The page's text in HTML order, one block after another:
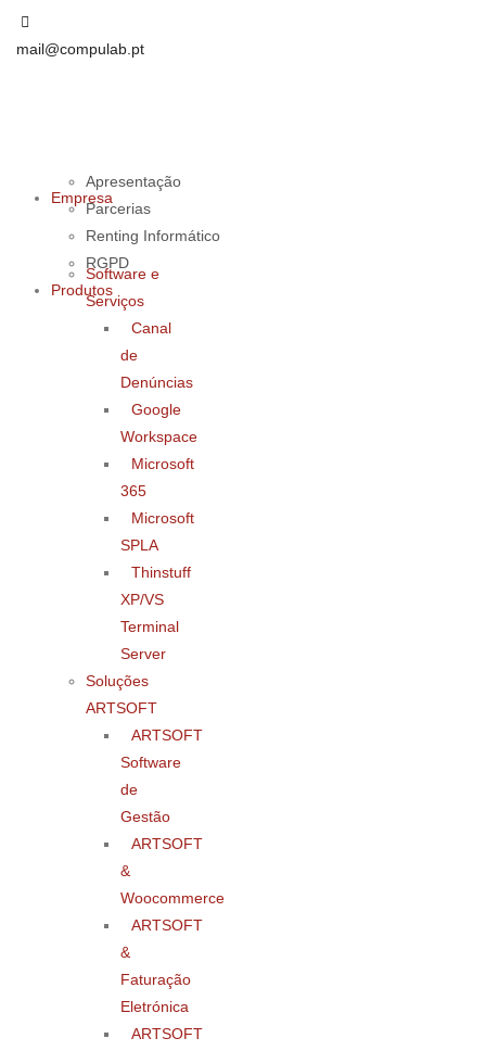
mail@compulab.pt
Empresa
Apresentação
Parcerias
Renting Informático
RGPD
Produtos
Software e
Serviços
Canal
de
Denúncias
Google
Workspace
Microsoft
365
Microsoft
SPLA
Thinstuff
XP/VS
Terminal
Server
Soluções
ARTSOFT
ARTSOFT
Software
de
Gestão
ARTSOFT
&
Woocommerce
ARTSOFT
&
Faturação
Eletrónica
ARTSOFT